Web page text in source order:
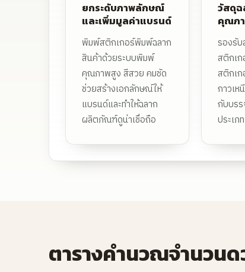
ยกระดับภาพลักษณ์
และเพิ่มมูลค่าแบรนด์
พิมพ์สติกเกอร์พิมพ์ฉลาก
สินค้าด้วยระบบพิมพ์
คุณภาพสูง สีสวย คมชัด
ช่วยสร้างเอกลักษณ์ให้
แบรนด์และทำให้ฉลาก
ผลิตภัณฑ์ดูน่าเชื่อถือ
วัสดุฉ
คุณภ
รองรับ
สติกเ
สติกเก
กาวเห
กับบร
ประเภท
ตารางคำนวณจำนวน